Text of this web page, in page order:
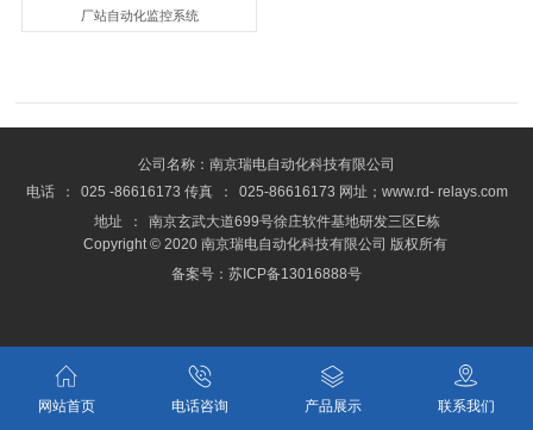
厂站自动化监控系统
公司名称：南京瑞电自动化科技有限公司
电话
： 025 -86616173 传真 ：
025-86616173 网址；www.rd- relays.com
地址
：
南京玄武大道699号徐庄软件基地研发三区E栋
Copyright © 2020 南京瑞电自动化科技有限公司 版权所有
备案号：苏ICP备13016888号
网站首页 电话咨询 产品展示 联系我们